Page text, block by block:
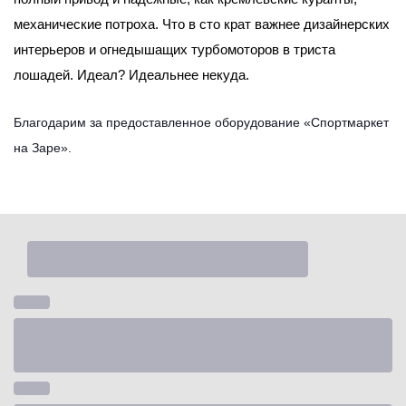
механические потроха. Что в сто крат важнее дизайнерских
интерьеров и огнедышащих турбомоторов в триста
лошадей. Идеал? Идеальнее некуда.
Благодарим за предоставленное оборудование «Спортмаркет
на Заре».